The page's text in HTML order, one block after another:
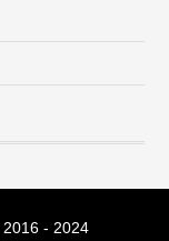
2016 - 2024